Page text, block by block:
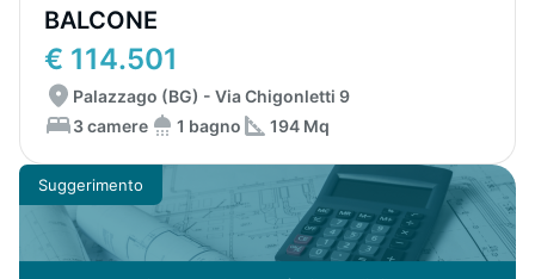
BALCONE
€ 114.501
Palazzago (BG) - Via Chigonletti 9
3 camere
1 bagno 194 Mq
Suggerimento